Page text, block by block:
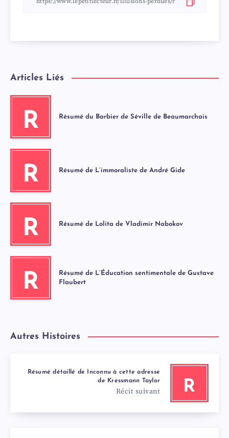
Articles Liés
R Résumé du Barbier de Séville de Beaumarchais
R Résumé de L’immoraliste de André Gide
R Résumé de Lolita de Vladimir Nabokov
R
Résumé de L’Éducation sentimentale de Gustave
Flaubert
Autres Histoires
R
Résumé détaillé de Inconnu à cette adresse
de Kressmann Taylor
Récit suivant